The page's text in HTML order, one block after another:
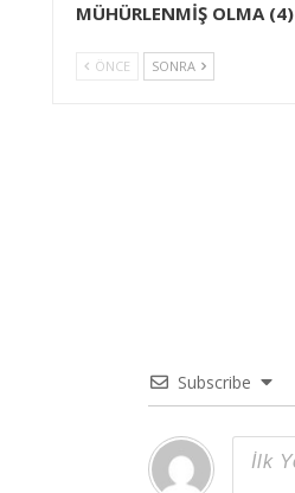
MÜHÜRLENMİŞ OLMA (4)
ÖNCE SONRA
Subscribe